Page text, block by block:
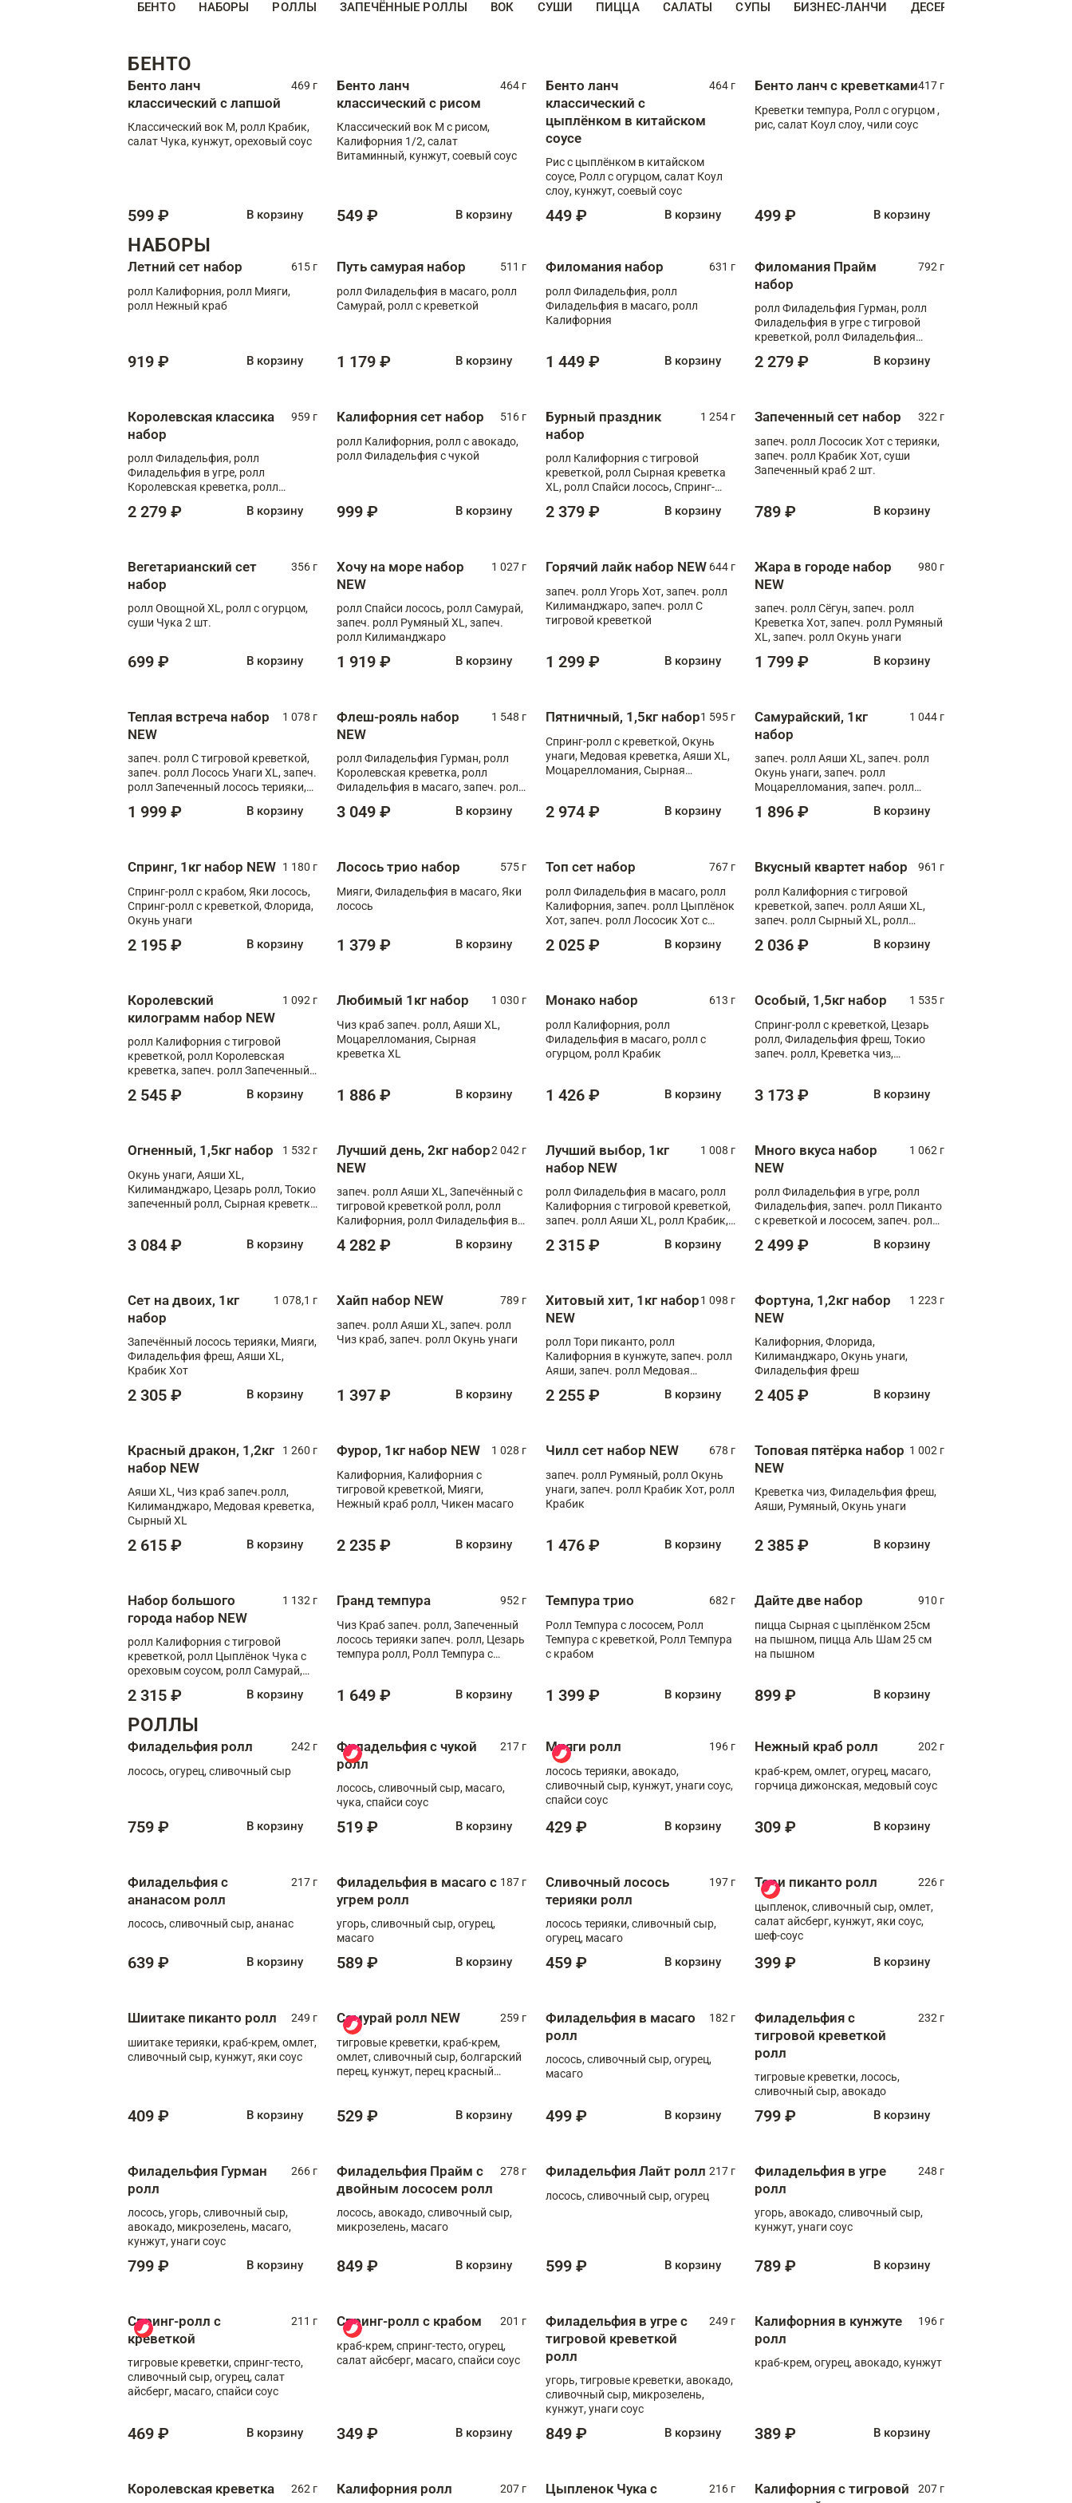
БЕНТО НАБОРЫ РОЛЛЫ ЗАПЕЧЁННЫЕ РОЛЛЫ ВОК СУШИ ПИЦЦА САЛАТЫ СУПЫ БИЗНЕС-ЛАНЧИ ДЕСЕРТЫ
БЕНТО
Бенто ланч
классический с лапшой
469 г
Классический вок М, ролл Крабик,
салат Чука, кунжут, ореховый соус
599 ₽ В корзину
Бенто ланч
классический с рисом
464 г
Классический вок М с рисом,
Калифорния 1/2, салат
Витаминный, кунжут, соевый соус
549 ₽ В корзину
Бенто ланч
классический с
цыплёнком в китайском
соусе
464 г
Рис с цыплёнком в китайском
соусе, Ролл с огурцом, салат Коул
слоу, кунжут, соевый соус
449 ₽ В корзину
Бенто ланч с креветками417 г
Креветки темпура, Ролл с огурцом ,
рис, салат Коул слоу, чили соус
499 ₽ В корзину
НАБОРЫ
Летний сет набор
615 г
ролл Калифорния, ролл Мияги,
ролл Нежный краб
919 ₽ В корзину
Путь самурая набор
511 г
ролл Филадельфия в масаго, ролл
Самурай, ролл с креветкой
1 179 ₽ В корзину
Филомания набор
631 г
ролл Филадельфия, ролл
Филадельфия в масаго, ролл
Калифорния
1 449 ₽ В корзину
Филомания Прайм
набор
792 г
ролл Филадельфия Гурман, ролл
Филадельфия в угре с тигровой
креветкой, ролл Филадельфия
2 279 ₽ В корзину
Королевская классика
набор
959 г
ролл Филадельфия, ролл
Филадельфия в угре, ролл
Королевская креветка, ролл
2 279 ₽ В корзину
Калифорния сет набор
516 г
ролл Калифорния, ролл с авокадо,
ролл Филадельфия с чукой
999 ₽ В корзину
Бурный праздник
набор
1 254 г
ролл Калифорния с тигровой
креветкой, ролл Сырная креветка
XL, ролл Спайси лосось, Спринг-
Медовая креветка
2 379 ₽ В корзину
Запеченный сет набор
322 г
запеч. ролл Лососик Хот с терияки,
запеч. ролл Крабик Хот, суши
Запеченный краб 2 шт.
789 ₽ В корзину
Вегетарианский сет
набор
356 г
ролл Овощной XL, ролл с огурцом,
суши Чука 2 шт.
699 ₽ В корзину
Хочу на море набор
NEW
1 027 г
ролл Спайси лосось, ролл Самурай,
запеч. ролл Румяный XL, запеч.
ролл Килиманджаро
1 919 ₽ В корзину
Горячий лайк набор NEW 644 г
запеч. ролл Угорь Хот, запеч. ролл
Килиманджаро, запеч. ролл С
тигровой креветкой
1 299 ₽ В корзину
Жара в городе набор
NEW
980 г
запеч. ролл Сёгун, запеч. ролл
Креветка Хот, запеч. ролл Румяный
XL, запеч. ролл Окунь унаги
1 799 ₽ В корзину
Теплая встреча набор
NEW
1 078 г
запеч. ролл С тигровой креветкой,
запеч. ролл Лосось Унаги XL, запеч.
ролл Запеченный лосось терияки,
1 999 ₽ В корзину
Флеш-рояль набор
NEW
1 548 г
ролл Филадельфия Гурман, ролл
Королевская креветка, ролл
Филадельфия в масаго, запеч. ролл
Тигровая креветка с моцареллой,
3 049 ₽ В корзину
Пятничный, 1,5кг набор1 595 г
Спринг-ролл с креветкой, Окунь
унаги, Медовая креветка, Аяши XL,
Моцарелломания, Сырная
2 974 ₽ В корзину
Самурайский, 1кг
набор
1 044 г
запеч. ролл Аяши XL, запеч. ролл
Окунь унаги, запеч. ролл
Моцарелломания, запеч. ролл
1 896 ₽ В корзину
Спринг, 1кг набор NEW 1 180 г
Спринг-ролл с крабом, Яки лосось,
Спринг-ролл с креветкой, Флорида,
Окунь унаги
2 195 ₽ В корзину
Лосось трио набор
575 г
Мияги, Филадельфия в масаго, Яки
лосось
1 379 ₽ В корзину
Топ сет набор
767 г
ролл Филадельфия в масаго, ролл
Калифорния, запеч. ролл Цыплёнок
Хот, запеч. ролл Лососик Хот с
2 025 ₽ В корзину
Вкусный квартет набор
961 г
ролл Калифорния с тигровой
креветкой, запеч. ролл Аяши XL,
запеч. ролл Сырный XL, ролл
2 036 ₽ В корзину
Королевский
килограмм набор NEW
1 092 г
ролл Калифорния с тигровой
креветкой, ролл Королевская
креветка, запеч. ролл Запеченный
XL, запеч. ролл Крабик Хот
2 545 ₽ В корзину
Любимый 1кг набор
1 030 г
Чиз краб запеч. ролл, Аяши XL,
Моцарелломания, Сырная
креветка XL
1 886 ₽ В корзину
Монако набор
613 г
ролл Калифорния, ролл
Филадельфия в масаго, ролл с
огурцом, ролл Крабик
1 426 ₽ В корзину
Особый, 1,5кг набор
1 535 г
Спринг-ролл с креветкой, Цезарь
ролл, Филадельфия фреш, Токио
запеч. ролл, Креветка чиз,
3 173 ₽ В корзину
Огненный, 1,5кг набор
1 532 г
Окунь унаги, Аяши XL,
Килиманджаро, Цезарь ролл, Токио
запеченный ролл, Сырная креветка
3 084 ₽ В корзину
Лучший день, 2кг набор
NEW
2 042 г
запеч. ролл Аяши XL, Запечённый с
тигровой креветкой ролл, ролл
Калифорния, ролл Филадельфия в
запеч. ролл Моцарелломания, ролл
4 282 ₽ В корзину
Лучший выбор, 1кг
набор NEW
1 008 г
ролл Филадельфия в масаго, ролл
Калифорния с тигровой креветкой,
запеч. ролл Аяши XL, ролл Крабик,
2 315 ₽ В корзину
Много вкуса набор
NEW
1 062 г
ролл Филадельфия в угре, ролл
Филадельфия, запеч. ролл Пиканто
с креветкой и лососем, запеч. ролл
2 499 ₽ В корзину
Сет на двоих, 1кг
набор
1 078,1 г
Запечённый лосось терияки, Мияги,
Филадельфия фреш, Аяши XL,
Крабик Хот
2 305 ₽ В корзину
Хайп набор NEW
789 г
запеч. ролл Аяши XL, запеч. ролл
Чиз краб, запеч. ролл Окунь унаги
1 397 ₽ В корзину
Хитовый хит, 1кг набор
NEW
1 098 г
ролл Тори пиканто, ролл
Калифорния в кунжуте, запеч. ролл
Аяши, запеч. ролл Медовая
чукой
2 255 ₽ В корзину
Фортуна, 1,2кг набор
NEW
1 223 г
Калифорния, Флорида,
Килиманджаро, Окунь унаги,
Филадельфия фреш
2 405 ₽ В корзину
Красный дракон, 1,2кг
набор NEW
1 260 г
Аяши XL, Чиз краб запеч.ролл,
Килиманджаро, Медовая креветка,
Сырный XL
2 615 ₽ В корзину
Фурор, 1кг набор NEW
1 028 г
Калифорния, Калифорния с
тигровой креветкой, Мияги,
Нежный краб ролл, Чикен масаго
2 235 ₽ В корзину
Чилл сет набор NEW
678 г
запеч. ролл Румяный, ролл Окунь
унаги, запеч. ролл Крабик Хот, ролл
Крабик
1 476 ₽ В корзину
Топовая пятёрка набор
NEW
1 002 г
Креветка чиз, Филадельфия фреш,
Аяши, Румяный, Окунь унаги
2 385 ₽ В корзину
Набор большого
города набор NEW
1 132 г
ролл Калифорния с тигровой
креветкой, ролл Цыплёнок Чука с
ореховым соусом, ролл Самурай,
ролл с крабом
2 315 ₽ В корзину
Гранд темпура
952 г
Чиз Краб запеч. ролл, Запеченный
лосось терияки запеч. ролл, Цезарь
темпура ролл, Ролл Темпура с
1 649 ₽ В корзину
Темпура трио
682 г
Ролл Темпура с лососем, Ролл
Темпура с креветкой, Ролл Темпура
с крабом
1 399 ₽ В корзину
Дайте две набор
910 г
пицца Сырная с цыплёнком 25см
на пышном, пицца Аль Шам 25 см
на пышном
899 ₽ В корзину
РОЛЛЫ
Филадельфия ролл
242 г
лосось, огурец, сливочный сыр
759 ₽ В корзину
Филадельфия с чукой
ролл
217 г
лосось, сливочный сыр, масаго,
чука, спайси соус
519 ₽ В корзину
Мияги ролл
196 г
лосось терияки, авокадо,
сливочный сыр, кунжут, унаги соус,
спайси соус
429 ₽ В корзину
Нежный краб ролл
202 г
краб-крем, омлет, огурец, масаго,
горчица дижонская, медовый соус
309 ₽ В корзину
Филадельфия с
ананасом ролл
217 г
лосось, сливочный сыр, ананас
639 ₽ В корзину
Филадельфия в масаго с
угрем ролл
187 г
угорь, сливочный сыр, огурец,
масаго
589 ₽ В корзину
Сливочный лосось
терияки ролл
197 г
лосось терияки, сливочный сыр,
огурец, масаго
459 ₽ В корзину
Тори пиканто ролл
226 г
цыпленок, сливочный сыр, омлет,
салат айсберг, кунжут, яки соус,
шеф-соус
399 ₽ В корзину
Шиитаке пиканто ролл
249 г
шиитаке терияки, краб-крем, омлет,
сливочный сыр, кунжут, яки соус
409 ₽ В корзину
Самурай ролл NEW
259 г
тигровые креветки, краб-крем,
омлет, сливочный сыр, болгарский
перец, кунжут, перец красный
529 ₽ В корзину
Филадельфия в масаго
ролл
182 г
лосось, сливочный сыр, огурец,
масаго
499 ₽ В корзину
Филадельфия с
тигровой креветкой
ролл
232 г
тигровые креветки, лосось,
сливочный сыр, авокадо
799 ₽ В корзину
Филадельфия Гурман
ролл
266 г
лосось, угорь, сливочный сыр,
авокадо, микрозелень, масаго,
кунжут, унаги соус
799 ₽ В корзину
Филадельфия Прайм с
двойным лососем ролл
278 г
лосось, авокадо, сливочный сыр,
микрозелень, масаго
849 ₽ В корзину
Филадельфия Лайт ролл 217 г
лосось, сливочный сыр, огурец
599 ₽ В корзину
Филадельфия в угре
ролл
248 г
угорь, авокадо, сливочный сыр,
кунжут, унаги соус
789 ₽ В корзину
Спринг-ролл с
креветкой
211 г
тигровые креветки, спринг-тесто,
сливочный сыр, огурец, салат
айсберг, масаго, спайси соус
469 ₽ В корзину
Спринг-ролл с крабом
201 г
краб-крем, спринг-тесто, огурец,
салат айсберг, масаго, спайси соус
349 ₽ В корзину
Филадельфия в угре с
тигровой креветкой
ролл
249 г
угорь, тигровые креветки, авокадо,
сливочный сыр, микрозелень,
кунжут, унаги соус
849 ₽ В корзину
Калифорния в кунжуте
ролл
196 г
краб-крем, огурец, авокадо, кунжут
389 ₽ В корзину
Королевская креветка
262 г Калифорния ролл 207 г
Цыпленок Чука с
216 г
Калифорния с тигровой
207 г